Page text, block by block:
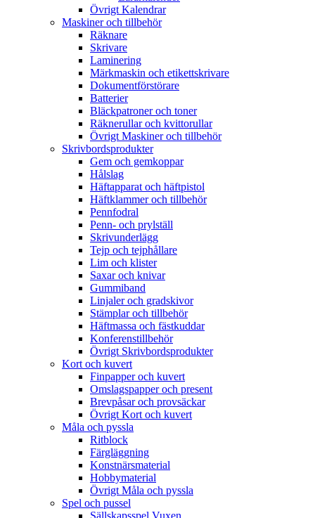
Övrigt Kalendrar
Maskiner och tillbehör
Räknare
Skrivare
Laminering
Märkmaskin och etikettskrivare
Dokumentförstörare
Batterier
Bläckpatroner och toner
Räknerullar och kvittorullar
Övrigt Maskiner och tillbehör
Skrivbordsprodukter
Gem och gemkoppar
Hålslag
Häftapparat och häftpistol
Häftklammer och tillbehör
Pennfodral
Penn- och prylställ
Skrivunderlägg
Tejp och tejphållare
Lim och klister
Saxar och knivar
Gummiband
Linjaler och gradskivor
Stämplar och tillbehör
Häftmassa och fästkuddar
Konferenstillbehör
Övrigt Skrivbordsprodukter
Kort och kuvert
Finpapper och kuvert
Omslagspapper och present
Brevpåsar och provsäckar
Övrigt Kort och kuvert
Måla och pyssla
Ritblock
Färgläggning
Konstnärsmaterial
Hobbymaterial
Övrigt Måla och pyssla
Spel och pussel
Sällskapsspel Vuxen